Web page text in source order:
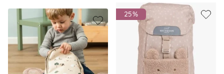
- Slitesterkt og vannavvisende materiale
Vedlikehold
- Tørkes av med en fuktig klut
Mål og vekt
25%